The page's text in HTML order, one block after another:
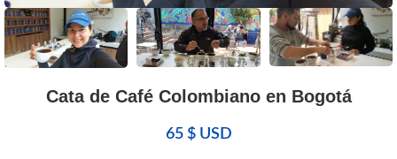
Cata de Café Colombiano en Bogotá
65 $ USD